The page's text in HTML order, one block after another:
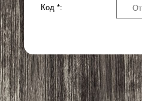
Код *: